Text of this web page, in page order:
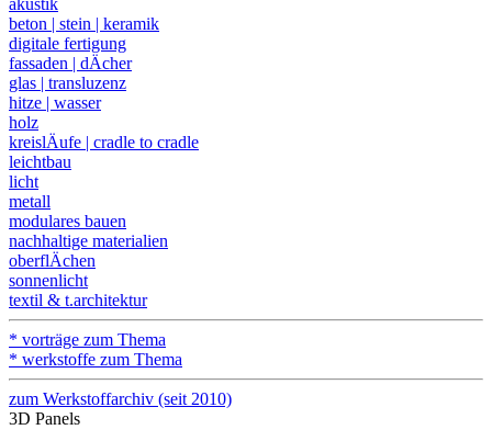
beton | stein | keramik
digitale fertigung
fassaden | dÄcher
glas | transluzenz
hitze | wasser
holz
kreislÄufe | cradle to cradle
leichtbau
licht
metall
modulares bauen
nachhaltige materialien
oberflÄchen
sonnenlicht
textil & t.architektur
* vorträge zum Thema
* werkstoffe zum Thema
zum Werkstoffarchiv (seit 2010)
3D Panels